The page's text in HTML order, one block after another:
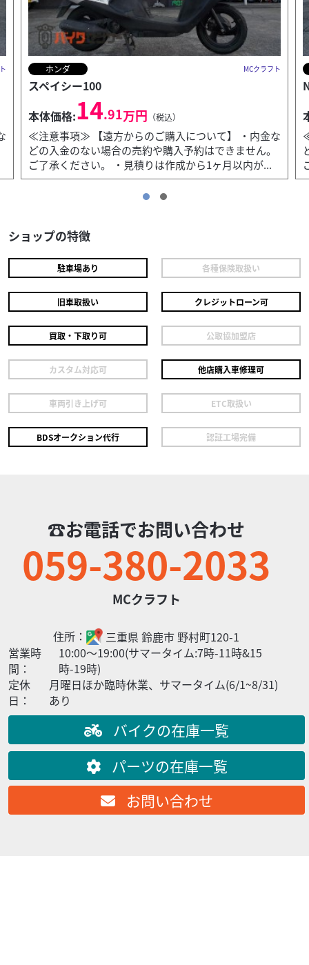
MCクラフト
いて】 ・内金な
約はできません。
ら1ヶ月以内が...
本体価格:33
≪注意事項≫ 【遠方からのご購入につい
どの入金のない場合の売約や購入予約は
ご了承ください。 ・見積りは作成から1
ホンダ MCクラフト
スペイシー100
ださい。 ・見積りは作成から1ヶ月以内が...
カワサキ MCクラフト
NINJA250SL 2015 BX250AFF
ショップの特徴
駐車場あり 各種保険取扱い
旧車取扱い クレジットローン可
買取・下取り可 公取協加盟店
カスタム対応可 他店購入車修理可
車両引き上げ可 ETC取扱い
BDSオークション代行 認証工場完備
☎お電話でお問い合わせ
059-380-2033
MCクラフト
住所： 三重県 鈴鹿市 野村町120-1
営業時
間：
10:00〜19:00(サマータイム:7時-11時&15
時-19時)
定休
日：
月曜日ほか臨時休業、サマータイム(6/1~8/31)
あり
バイクの在庫一覧
パーツの在庫一覧
お問い合わせ